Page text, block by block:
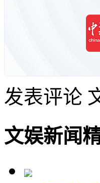
发表评论
文娱新闻精